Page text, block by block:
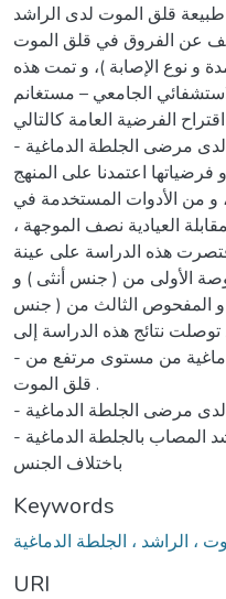
قلق الموت لدى الراشد
عن الفروق في قلق الموت
و نوع الإصابة )، و تمت هذه
الجامعي – مستغانم ،
الفرضية العامة كالتالي :
- تختلف درجة قلق الموت لدى مرضى الجلطة الدماغية.
اعتمدنا على المنهج
، و من الأدوات المستخدمة في
العيادية نصف الموجهة ،
هذه الدراسة على عينة
الأولى من ( جنس أنثى ) و
و المفحوص الثالث من ( جنس
نتائج هذه الدراسة إلى:
- يعاني الراشد المصاب بالجلطة الدماغية من مستوى مرتفع من
قلق الموت .
- تختلف درجة قلق الموت لدى مرضى الجلطة الدماغية .
- لا يختلف قلق الموت لدى الراشد المصاب بالجلطة الدماغية
باختلاف الجنس
Keywords
، الراشد ، الجلطة الدماغية
URI